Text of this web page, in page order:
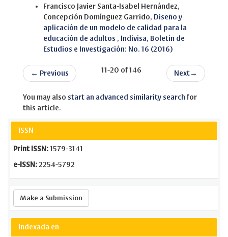
Francisco Javier Santa-Isabel Hernández,
Concepción Domínguez Garrido, Diseño y
aplicación de un modelo de calidad para la
educación de adultos , Indivisa, Boletín de
Estudios e Investigación: No. 16 (2016)
← Previous 11-20 of 146 Next →
You may also start an advanced similarity search for
this article.
ISSN
Print ISSN: 1579-3141
e-ISSN: 2254-5792
Make a Submission
Indexada en